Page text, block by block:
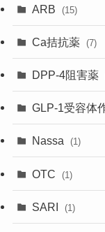
ARB (15)
Ca拮抗薬 (7)
DPP-4阻害薬
GLP-1受容体
Nassa (1)
OTC (1)
SARI (1)